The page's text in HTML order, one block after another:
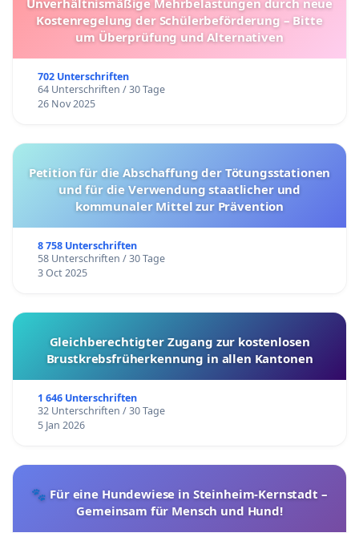
Kostenregelung der Schülerbeförderung – Bitte
um Überprüfung und Alternativen
702 Unterschriften
64 Unterschriften / 30 Tage
26 Nov 2025
Petition für die Abschaffung der Tötungsstationen
und für die Verwendung staatlicher und
kommunaler Mittel zur Prävention
8 758 Unterschriften
58 Unterschriften / 30 Tage
3 Oct 2025
Gleichberechtigter Zugang zur kostenlosen
Brustkrebsfrüherkennung in allen Kantonen
1 646 Unterschriften
32 Unterschriften / 30 Tage
5 Jan 2026
🐾 Für eine Hundewiese in Steinheim-Kernstadt –
Gemeinsam für Mensch und Hund!